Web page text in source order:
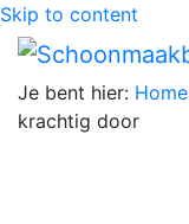
Skip to content
Je bent hier: Home
krachtig door